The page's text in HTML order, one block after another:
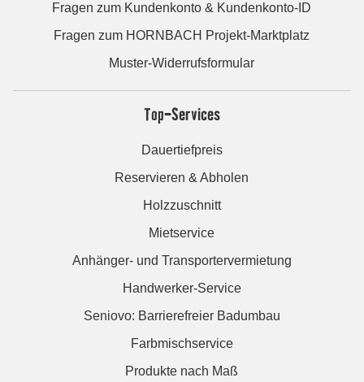
Fragen zum Kundenkonto & Kundenkonto-ID
Fragen zum HORNBACH Projekt-Marktplatz
Muster-Widerrufsformular
Top-Services
Dauertiefpreis
Reservieren & Abholen
Holzzuschnitt
Mietservice
Anhänger- und Transportervermietung
Handwerker-Service
Seniovo: Barrierefreier Badumbau
Farbmischservice
Produkte nach Maß